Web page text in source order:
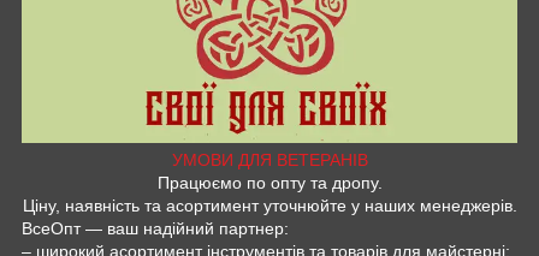
УМОВИ ДЛЯ ВЕТЕРАНІВ
Працюємо по опту та дропу.
Ціну, наявність та асортимент уточнюйте у наших менеджерів.
ВсеОпт — ваш надійний партнер:
– широкий асортимент інструментів та товарів для майстерні;